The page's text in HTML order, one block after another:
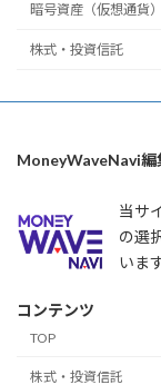
暗号資産（仮想通貨）
株式・投資信託
MoneyWaveNavi編
当サ
の選
いま
コンテンツ
TOP
株式・投資信託